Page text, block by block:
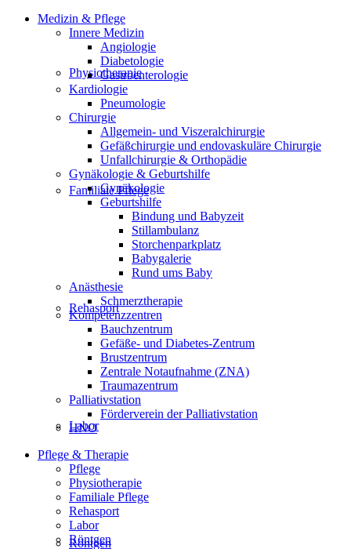
Physiotherapie
Familiale Pflege
Rehasport
Labor
Röntgen
Medizin & Pflege
Innere Medizin
Angiologie
Diabetologie
Gastroenterologie
Kardiologie
Pneumologie
Chirurgie
Allgemein- und Viszeralchirurgie
Gefäßchirurgie und endovaskuläre Chirurgie
Unfallchirurgie & Orthopädie
Gynäkologie & Geburtshilfe
Gynäkologie
Geburtshilfe
Bindung und Babyzeit
Stillambulanz
Storchenparkplatz
Babygalerie
Rund ums Baby
Anästhesie
Schmerztherapie
Kompetenzzentren
Bauchzentrum
Gefäße- und Diabetes-Zentrum
Brustzentrum
Zentrale Notaufnahme (ZNA)
Traumazentrum
Palliativstation
Förderverein der Palliativstation
HNO
Pflege & Therapie
Pflege
Physiotherapie
Familiale Pflege
Rehasport
Labor
Röntgen